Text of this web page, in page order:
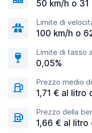
50 km/h o 31
Limite di
100 km/h o
Limite di tasso
0,05%
Prezzo medio
1,71 € al litro
Prezzo della
1,66 € al litro